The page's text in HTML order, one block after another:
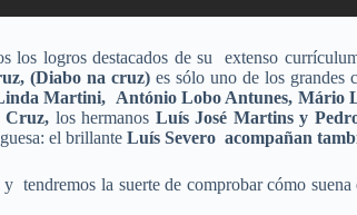
los logros destacados de su extenso
(Diabo na cruz) es sólo uno de los grandes
Martini, António Lobo Antunes, Mário
Cruz, los hermanos Luís José Martins y
el brillante Luís Severo acompañan
y tendremos la suerte de comprobar cómo